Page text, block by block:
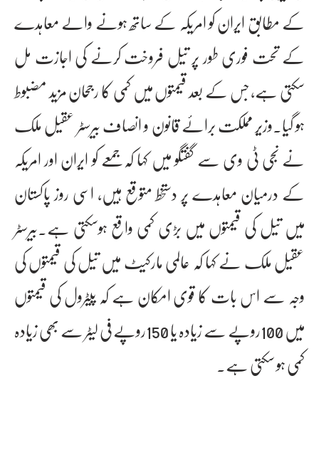
کے مطابق ایران کو امریکہ کے ساتھ ہونے والے معاہدے
کے تحت فوری طور پر تیل فروخت کرنے کی اجازت مل
سکتی ہے، جس کے بعد قیمتوں میں کمی کا رجحان مزید مضبوط
ہو گیا۔وزیر مملکت برائے قانون و انصاف بیرسٹر عقیل ملک
نے نجی ٹی وی سے گفتگو میں کہا کہ جمعے کو ایران اور امریکہ
کے درمیان معاہدے پر دستخط متوقع ہیں، اسی روز پاکستان
میں تیل کی قیمتوں میں بڑی کمی واقع ہوسکتی ہے۔بیرسٹر
عقیل ملک نے کہا کہ عالمی مارکیٹ میں تیل کی قیمتوں کی
وجہ سے اس بات کا قوی امکان ہے کہ پیٹرول کی قیمتوں
میں 100روپے سے زیادہ یا 150روپے فی لیٹر سے بھی زیادہ
کمی ہو سکتی ہے۔